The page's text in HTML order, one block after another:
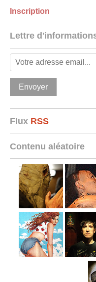
Inscription
Lettre
Flux RSS
Contenu aléatoire